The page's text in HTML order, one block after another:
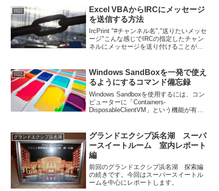
日記
Excel VBAからIRCにメッセージ
を送信する方法
IrcPrint "#チャンネル名","送りたいメッセ
ージ"こんな感じでIRCの指定したチャン
ネルにメッセージを送り付けることがで
の出力先のよ...
日記
Windows SandBoxを一発で使え
るようにするコマンド備忘録
Windows Sandboxを使用するには、コン
ピューターに「Containers-
DisposableClientVM」という機能が有効
行する必要があります。管理者...
グランドエクシブ浜名湖
グランドエクシブ浜名湖 スーパ
ースイートルーム 室内レポート
編
前回のグランドエクシブ浜名湖 探索編
の続きです。今回はスーパースイートル
ームを中心にレポートします。